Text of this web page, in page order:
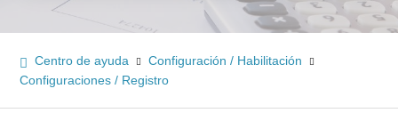
Centro de ayuda
Configuración / Habilitación
Configuraciones / Registro